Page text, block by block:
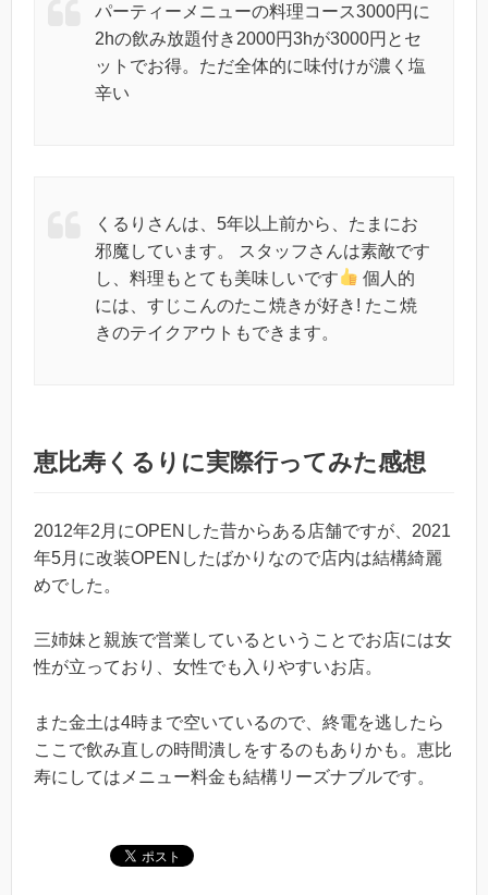
パーティーメニューの料理コース3000円に
2hの飲み放題付き2000円3hが3000円とセ
ットでお得。ただ全体的に味付けが濃く塩
辛い
くるりさんは、5年以上前から、たまにお
邪魔しています。 スタッフさんは素敵です
し、料理もとても美味しいです
個人的
には、すじこんのたこ焼きが好き! たこ焼
きのテイクアウトもできます。
恵比寿くるりに実際行ってみた感想
2012年2月にOPENした昔からある店舗ですが、2021
年5月に改装OPENしたばかりなので店内は結構綺麗
めでした。
三姉妹と親族で営業しているということでお店には女
性が立っており、女性でも入りやすいお店。
また金土は4時まで空いているので、終電を逃したら
ここで飲み直しの時間潰しをするのもありかも。恵比
寿にしてはメニュー料金も結構リーズナブルです。